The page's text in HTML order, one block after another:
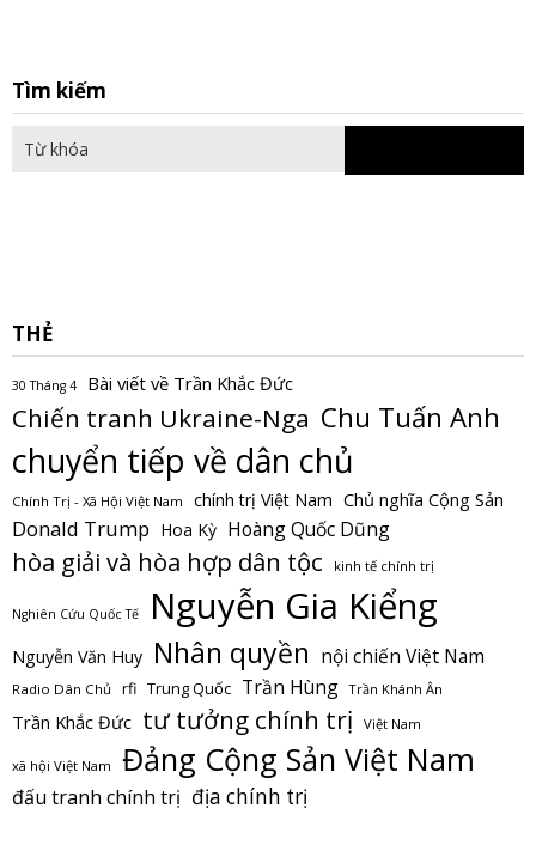
Tìm kiếm
THẺ
30 Tháng 4 Bài viết về Trần Khắc Đức
Chiến tranh Ukraine-Nga Chu Tuấn Anh
chuyển tiếp về dân chủ
Chính Trị - Xã Hội Việt Nam chính trị Việt Nam Chủ nghĩa Cộng Sản
Donald Trump Hoa Kỳ Hoàng Quốc Dũng
hòa giải và hòa hợp dân tộc kinh tế chính trị
Nghiên Cứu Quốc Tế Nguyễn Gia Kiểng
Nguyễn Văn Huy Nhân quyền nội chiến Việt Nam
Radio Dân Chủ rfi Trung Quốc Trần Hùng Trần Khánh Ân
Trần Khắc Đức tư tưởng chính trị Việt Nam
xã hội Việt Nam Đảng Cộng Sản Việt Nam
đấu tranh chính trị địa chính trị